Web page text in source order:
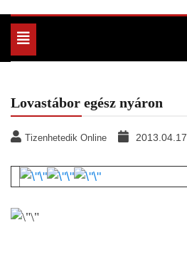
Toggle
navigation
Lovastábor egész nyáron
Tizenhetedik Online 2013.04.17.